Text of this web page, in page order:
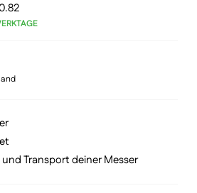
Transport deiner Messer